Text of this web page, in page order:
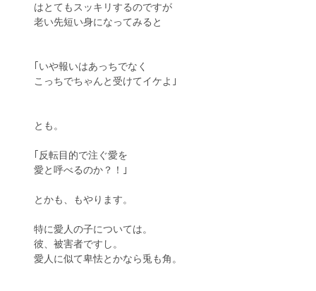
はとてもスッキリするのですが
老い先短い身になってみると
｢いや報いはあっちでなく
こっちでちゃんと受けてイケよ｣
とも。
｢反転目的で注ぐ愛を
愛と呼べるのか？！｣
とかも、もやります。
特に愛人の子については。
彼、被害者ですし。
愛人に似て卑怯とかなら兎も角。